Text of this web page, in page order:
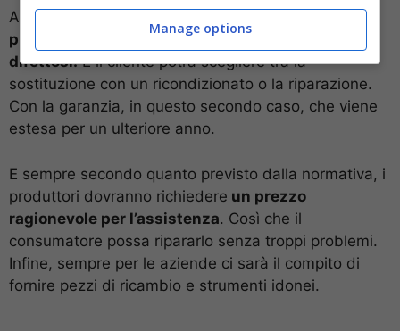
Anche dopo il termine del periodo di garanzia,
produttori saranno tenuti a riparare i prodotti
difettosi.E il cliente potrà scegliere tra la
sostituzione con un ricondizionato o la riparazione.
Con la garanzia, in questo secondo caso, che viene
estesa per un ulteriore anno.
E sempre secondo quanto previsto dalla normativa, i
produttori dovranno richiedere un prezzo
ragionevole per l’assistenza. Così che il
consumatore possa ripararlo senza troppi problemi.
Infine, sempre per le aziende ci sarà il compito di
fornire pezzi di ricambio e strumenti idonei.
Manage options